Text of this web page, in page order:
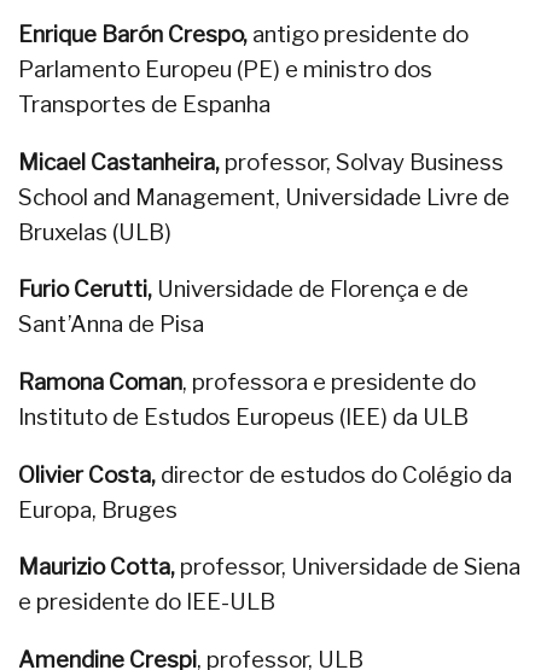
Enrique Barón Crespo, antigo presidente do
Parlamento Europeu (PE) e ministro dos
Transportes de Espanha
Micael Castanheira, professor, Solvay Business
School and Management, Universidade Livre de
Bruxelas (ULB)
Furio Cerutti, Universidade de Florença e de
Sant’Anna de Pisa
Ramona Coman, professora e presidente do
Instituto de Estudos Europeus (IEE) da ULB
Olivier Costa, director de estudos do Colégio da
Europa, Bruges
Maurizio Cotta, professor, Universidade de Siena
e presidente do IEE-ULB
Amendine Crespi, professor, ULB